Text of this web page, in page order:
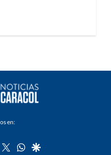
en:
instagram
twitterwhatsapp
google